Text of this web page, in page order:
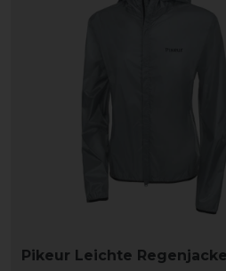
Pikeur Leichte Regenjacke